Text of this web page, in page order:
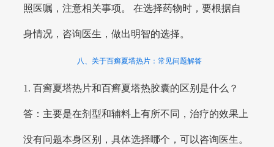
照医嘱，注意相关事项。 在选择药物时，要根据自
身情况，咨询医生，做出明智的选择。
八、关于百癣夏塔热片：常见问题解答
1. 百癣夏塔热片和百癣夏塔热胶囊的区别是什么？
答：主要是在剂型和辅料上有所不同，治疗的效果上
没有问题本身区别，具体选择哪个，可以咨询医生。